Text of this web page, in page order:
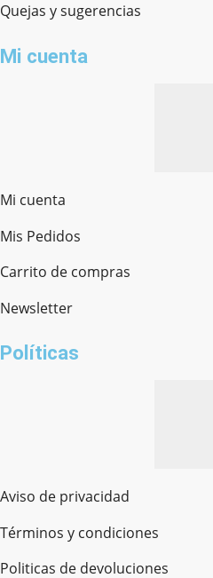
Quejas y sugerencias
Mi cuenta
Mi cuenta
Mis Pedidos
Carrito de compras
Newsletter
Políticas
Aviso de privacidad
Términos y condiciones
Politicas de devoluciones